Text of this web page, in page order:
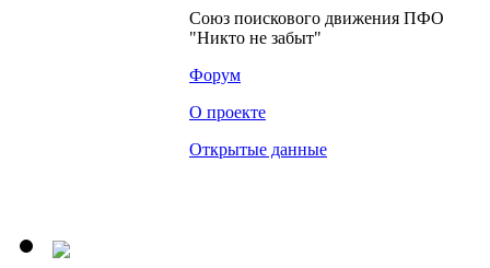
Союз поискового движения ПФО
"Никто не забыт"
Форум
О проекте
Открытые данные